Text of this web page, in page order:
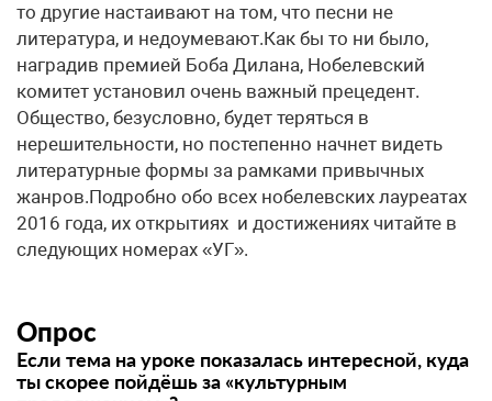
то другие настаивают на том, что песни не
литература, и недоумевают.Как бы то ни было,
наградив премией Боба Дилана, Нобелевский
комитет установил очень важный прецедент.
Общество, безусловно, будет теряться в
нерешительности, но постепенно начнет видеть
литературные формы за рамками привычных
жанров.Подробно обо всех нобелевских лауреатах
2016 года, их открытиях и достижениях читайте в
следующих номерах «УГ».
Опрос
Если тема на уроке показалась интересной, куда
ты скорее пойдёшь за «культурным